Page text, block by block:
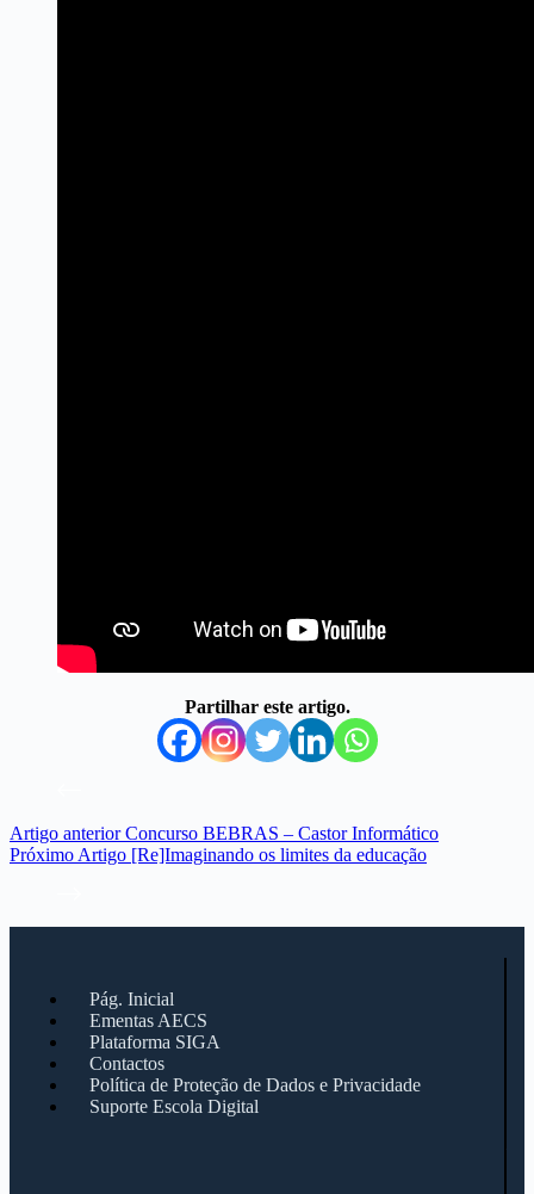
Partilhar este artigo.
Artigo anteriorConcurso BEBRAS – Castor Informático
Próximo Artigo [Re]Imaginando os limites da educação
Pág. Inicial
Ementas AECS
Plataforma SIGA
Contactos
Política de Proteção de Dados e Privacidade
Suporte Escola Digital